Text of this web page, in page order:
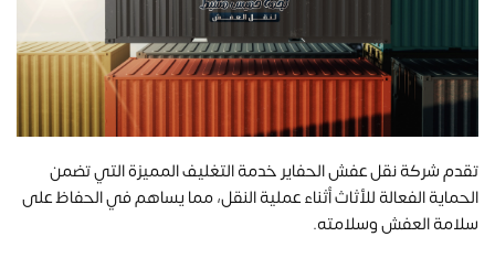
تقدم شركة نقل عفش الحفاير خدمة التغليف المميزة التي تضمن
الحماية الفعالة للأثاث أثناء عملية النقل، مما يساهم في الحفاظ على
سلامة العفش وسلامته.